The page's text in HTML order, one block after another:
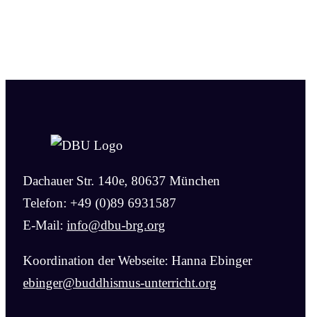
Dachauer Str. 140e, 80637 München
Telefon: +49 (0)89 6931587
E-Mail: info@dbu-brg.org
Koordination der Webseite: Hanna Ebinger
ebinger@buddhismus-unterricht.org